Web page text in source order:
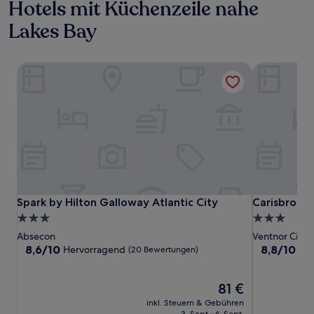
Hotels mit Küchenzeile nahe
Lakes Bay
Spark by Hilton Galloway Atlantic City
Spark by Hilton Galloway Atlantic City
3.0-
Sterne-
Unterkunft
Absecon
8.6
8,6/10 Hervorragend (20 Bewertungen)
Der
Preis
beträgt
81 €
inkl. Steuern & Gebühren
3.0-
Sterne-
Unterkunft
Ventnor City
8.8
8,8/10